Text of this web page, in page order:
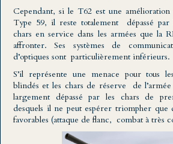
Cependant, si le T62 est une
Type 59, il reste totalement dépassé par
chars en service dans les armées que la
affronter. Ses systèmes de
d’optiques sont particulièrement inférieurs.
S’il représente une menace pour tous
blindés et les chars de réserve de
largement dépassé par les chars de
desquels il ne peut espérer triompher que
favorables (attaque de flanc, combat à très